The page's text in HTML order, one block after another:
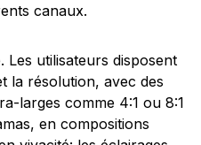
canaux.
utilisateurs disposent
la résolution, avec des
larges comme 4:1 ou 8:1
en compositions